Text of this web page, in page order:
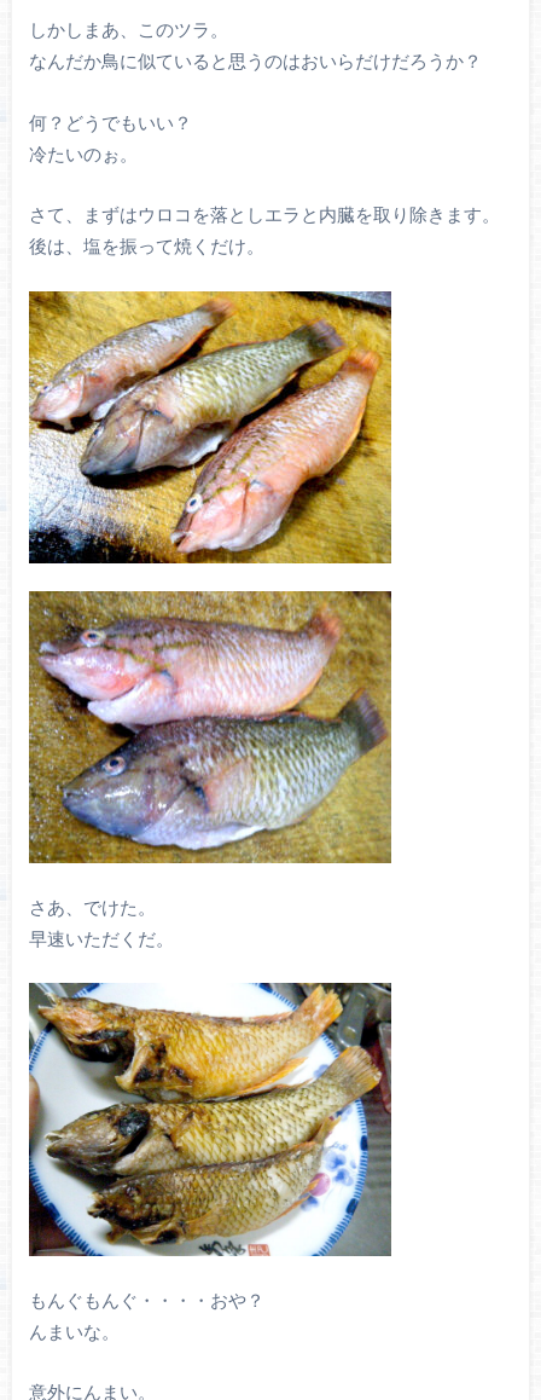
しかしまあ、このツラ。
なんだか鳥に似ていると思うのはおいらだけだろうか？
何？どうでもいい？
冷たいのぉ。
さて、まずはウロコを落としエラと内臓を取り除きます。
後は、塩を振って焼くだけ。
さあ、でけた。
早速いただくだ。
もんぐもんぐ・・・・おや？
んまいな。
意外にんまい。